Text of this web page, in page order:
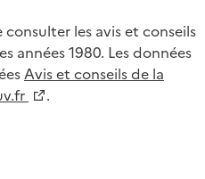
les avis et conseils
années 1980. Les données
Avis et conseils de la
.